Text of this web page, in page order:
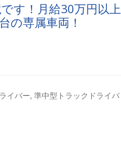
す！月給30万円以上
の専属車両！
イバー, 準中型トラックドライバ